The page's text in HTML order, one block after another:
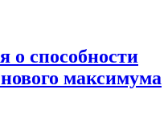
о способности
максимума